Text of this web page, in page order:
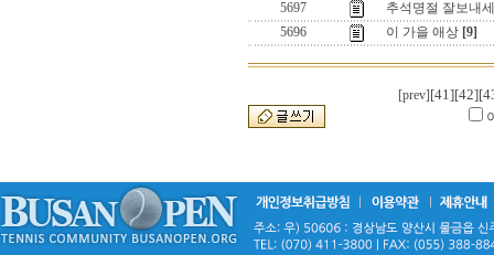
5697
추석명절 잘보내
5696
이 가을 애상 [9]
[prev] [41][42]